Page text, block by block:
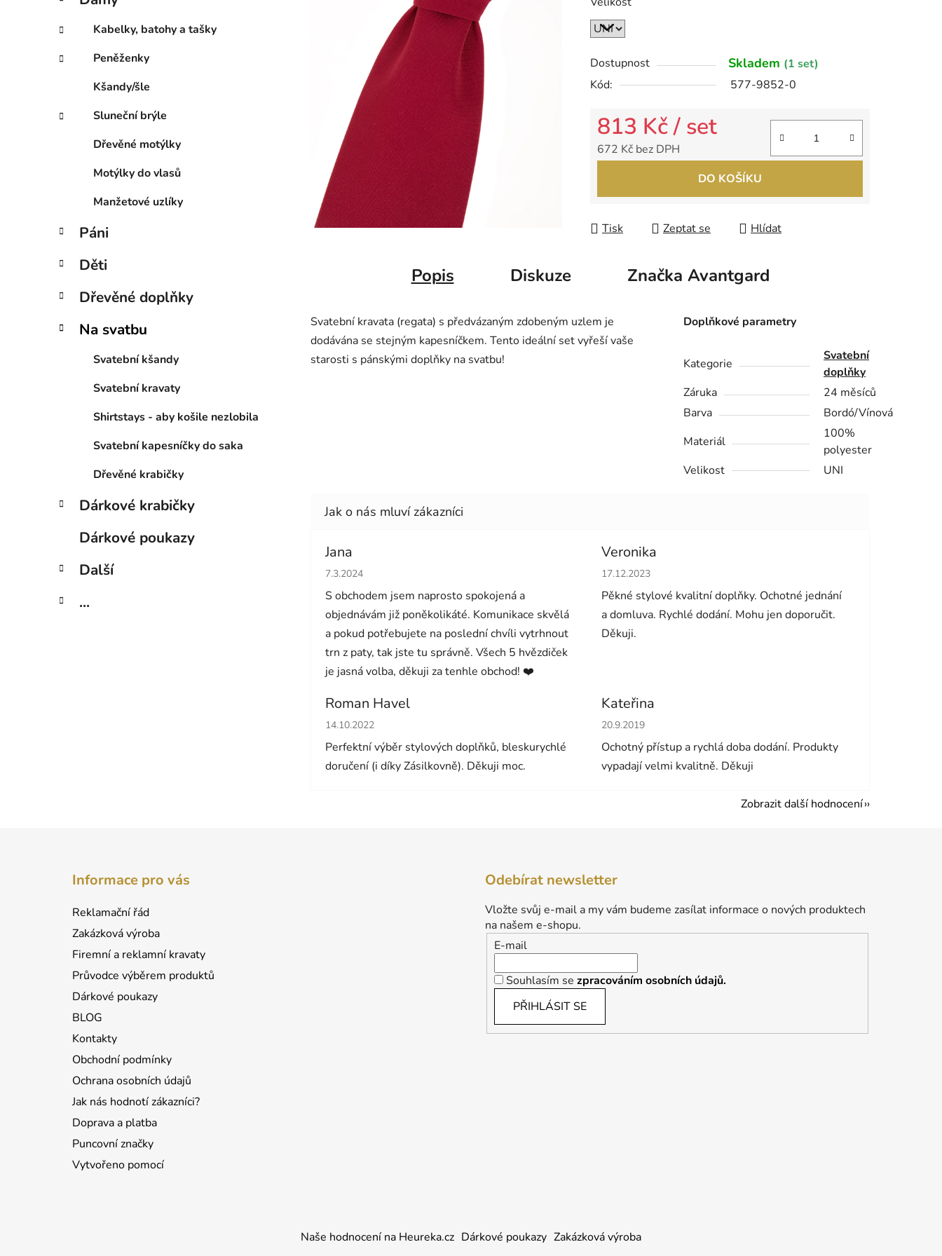
p
a
e
e
o
i
Kabelky, batohy a tašky
Peněženky
Kšandy/šle
Sluneční brýle
Dřevěné motýlky
Motýlky do vlasů
Manžetové uzlíky
Páni
Děti
Dřevěné doplňky
Na svatbu
Svatební kšandy
Svatební kravaty
Shirtstays - aby košile nezlobila
Svatební kapesníčky do saka
Dřevěné krabičky
Dárkové krabičky
Dárkové poukazy
Další
...
z
5
Dostupnost Skladem (1 set)
Kód:
577-9852-0
813 Kč/ set
672 Kč bez DPH
DO KOŠÍKU
Tisk Zeptat se Hlídat
Popis Diskuze Značka Avantgard
Svatební kravata (regata) s předvázaným zdobeným uzlem je
dodávána se stejným kapesníčkem. Tento ideální set vyřeší vaše
starosti s pánskými doplňky na svatbu!
Doplňkové parametry
Kategorie
Svatební
doplňky
Záruka
24 měsíců
Barva
Bordó/Vínová
Materiál
100%
polyester
Velikost
UNI
Jana
Hodnocení obchodu je 5 z 5 hvězdiček.
7.3.2024
S obchodem jsem naprosto spokojená a
objednávám již poněkolikáté. Komunikace skvělá
a pokud potřebujete na poslední chvíli vytrhnout
trn z paty, tak jste tu správně. Všech 5 hvězdiček
je jasná volba, děkuji za tenhle obchod! ❤️
Veronika
Hodnocení obchodu je 5 z 5 hvězdiček.
17.12.2023
Pěkné stylové kvalitní doplňky. Ochotné jednání
a domluva. Rychlé dodání. Mohu jen doporučit.
Děkuji.
Roman Havel
Hodnocení obchodu je 5 z 5 hvězdiček.
14.10.2022
Perfektní výběr stylových doplňků, bleskurychlé
doručení (i díky Zásilkovně). Děkuji moc.
Kateřina
Hodnocení obchodu je 5 z 5 hvězdiček.
20.9.2019
Ochotný přístup a rychlá doba dodání. Produkty
vypadají velmi kvalitně. Děkuji
Zobrazit další hodnocení
Informace pro vás
Reklamační řád
Zakázková výroba
Firemní a reklamní kravaty
Průvodce výběrem produktů
Dárkové poukazy
BLOG
Kontakty
Obchodní podmínky
Ochrana osobních údajů
Jak nás hodnotí zákazníci?
Doprava a platba
Puncovní značky
Vytvořeno pomocí
Odebírat newsletter
Vložte svůj e-mail a my vám budeme zasílat informace o nových produktech
na našem e-shopu.
E-mail
Souhlasím se zpracováním osobních údajů.
PŘIHLÁSIT SE
Naše hodnocení na Heureka.cz Dárkové poukazy Zakázková výroba